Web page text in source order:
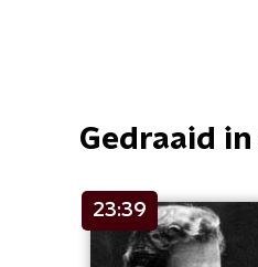
Gedraaid
23:39